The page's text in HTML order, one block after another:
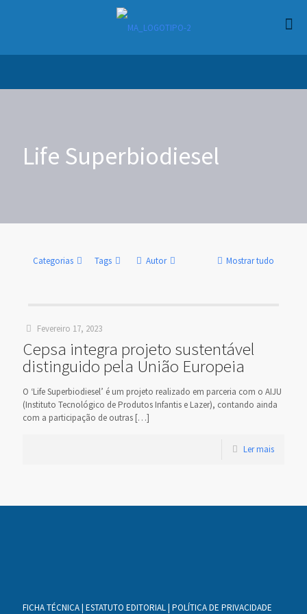
Life Superbiodiesel
Categorias Tags Autor Mostrar tudo
Fevereiro 17, 2023
Cepsa integra projeto sustentável
distinguido pela União Europeia
O ‘Life Superbiodiesel’ é um projeto realizado em parceria com o AIJU
(Instituto Tecnológico de Produtos Infantis e Lazer), contando ainda
com a participação de outras […]
Ler mais
FICHA TÉCNICA| ESTATUTO EDITORIAL| POLÍTICA DE PRIVACIDADE